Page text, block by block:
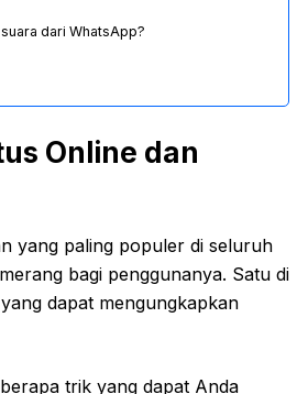
dari WhatsApp?
Online dan
yang paling populer di seluruh
bagi penggunanya. Satu di
dapat mengungkapkan
trik yang dapat Anda